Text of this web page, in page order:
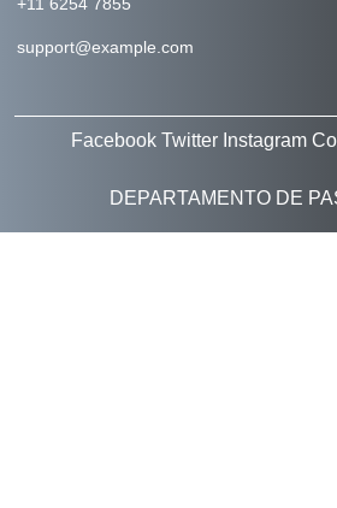
support@example.com
Facebook Twitter Instagram
DEPARTAMENTO DE